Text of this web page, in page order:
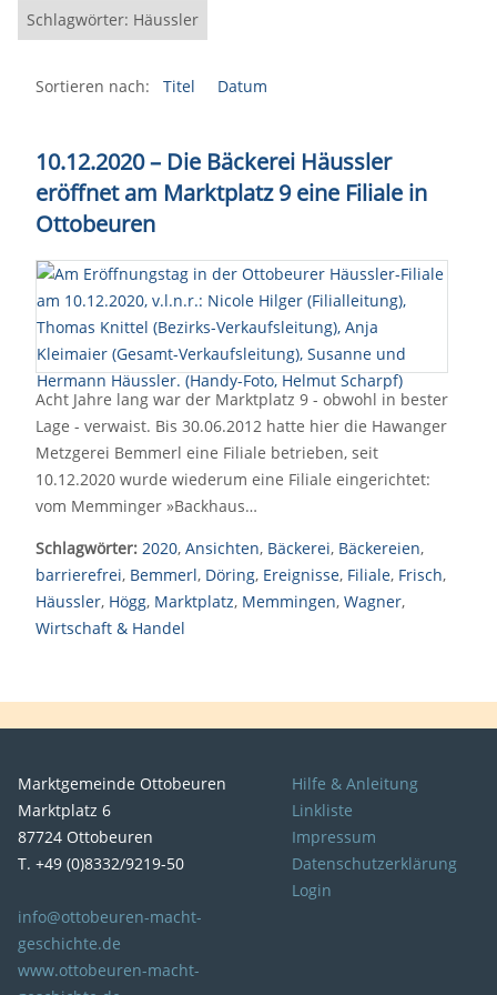
Schlagwörter: Häussler
Sortieren nach: Titel Datum
10.12.2020 – Die Bäckerei Häussler
eröffnet am Marktplatz 9 eine Filiale in
Ottobeuren
Acht Jahre lang war der Marktplatz 9 - obwohl in bester
Lage - verwaist. Bis 30.06.2012 hatte hier die Hawanger
Metzgerei Bemmerl eine Filiale betrieben, seit
10.12.2020 wurde wiederum eine Filiale eingerichtet:
vom Memminger »Backhaus…
Schlagwörter: 2020, Ansichten, Bäckerei, Bäckereien,
barrierefrei, Bemmerl, Döring, Ereignisse, Filiale, Frisch,
Häussler, Högg, Marktplatz, Memmingen, Wagner,
Wirtschaft & Handel
Marktgemeinde Ottobeuren
Marktplatz 6
87724 Ottobeuren
T. +49 (0)8332/9219-50
info@ottobeuren-macht-
geschichte.de
www.ottobeuren-macht-
Hilfe & Anleitung
Linkliste
Impressum
Datenschutzerklärung
Login